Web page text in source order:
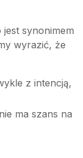
synonimem
wyrazić, że
z intencją,
ma szans na